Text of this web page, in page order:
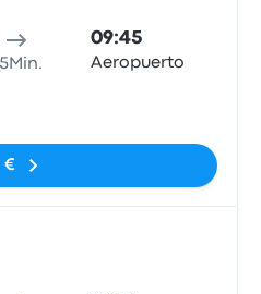
09:45
Aeropuerto
€